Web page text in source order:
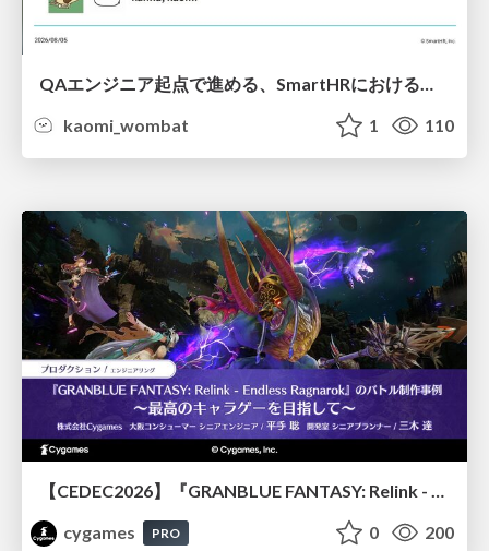
QAエンジニア起点で進める、SmartHRにおける信頼性向上について
kaomi_wombat
1 110
cygames
PRO 0 200